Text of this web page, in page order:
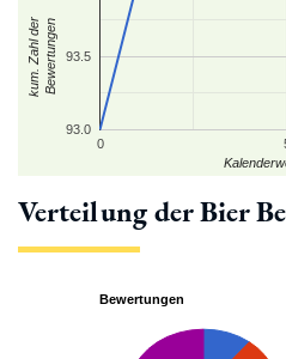
0
93.0
93.5
kum. Zahl derBewertungen
Verteilung der Bier
Bewertungen